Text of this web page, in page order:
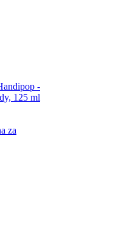
-
125 ml
za